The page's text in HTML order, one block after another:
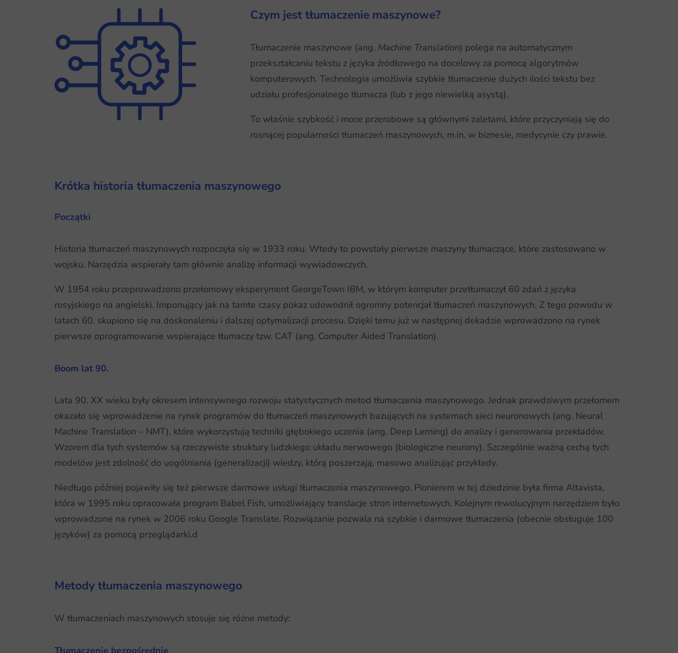
Czym jest tłumaczenie maszynowe?
Tłumaczenie maszynowe (ang. Machine Translation) polega na automatycznym
przekształcaniu tekstu z języka źródłowego na docelowy za pomocą algorytmów
komputerowych. Technologia umożliwia szybkie tłumaczenie dużych ilości tekstu bez
udziału profesjonalnego tłumacza (lub z jego niewielką asystą).
To właśnie szybkość i moce przerobowe są głównymi zaletami, które przyczyniają się do
rosnącej popularności tłumaczeń maszynowych, m.in. w biznesie, medycynie czy prawie.
Krótka historia tłumaczenia maszynowego
Początki
Historia tłumaczeń maszynowych rozpoczęła się w 1933 roku. Wtedy to powstały pierwsze maszyny tłumaczące, które zastosowano w
wojsku. Narzędzia wspierały tam głównie analizę informacji wywiadowczych.
W 1954 roku przeprowadzono przełomowy eksperyment GeorgeTown IBM, w którym komputer przetłumaczył 60 zdań z języka
rosyjskiego na angielski. Imponujący jak na tamte czasy pokaz udowodnił ogromny potencjał tłumaczeń maszynowych. Z tego powodu w
latach 60. skupiono się na doskonaleniu i dalszej optymalizacji procesu. Dzięki temu już w następnej dekadzie wprowadzono na rynek
pierwsze oprogramowanie wspierające tłumaczy tzw. CAT (ang. Computer Aided Translation).
Boom lat 90.
Lata 90. XX wieku były okresem intensywnego rozwoju statystycznych metod tłumaczenia maszynowego. Jednak prawdziwym przełomem
okazało się wprowadzenie na rynek programów do tłumaczeń maszynowych bazujących na systemach sieci neuronowych (ang. Neural
Machine Translation – NMT), które wykorzystują techniki głębokiego uczenia (ang. Deep Lerning) do analizy i generowania przekładów.
Wzorem dla tych systemów są rzeczywiste struktury ludzkiego układu nerwowego (biologiczne neurony). Szczególnie ważną cechą tych
modelów jest zdolność do uogólniania (generalizacji) wiedzy, którą poszerzają, masowo analizując przykłady.
Niedługo później pojawiły się też pierwsze darmowe usługi tłumaczenia maszynowego. Pionierem w tej dziedzinie była firma Altavista,
która w 1995 roku opracowała program Babel Fish, umożliwiający translacje stron internetowych. Kolejnym rewolucyjnym narzędziem było
wprowadzone na rynek w 2006 roku Google Translate. Rozwiązanie pozwala na szybkie i darmowe tłumaczenia (obecnie obsługuje 100
języków) za pomocą przeglądarki.d
Metody tłumaczenia maszynowego
W tłumaczeniach maszynowych stosuje się różne metody:
Tłumaczenie bezpośrednie